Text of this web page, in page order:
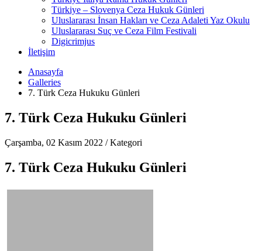
Türkiye – Slovenya Ceza Hukuk Günleri
Uluslararası İnsan Hakları ve Ceza Adaleti Yaz Okulu
Uluslararası Suç ve Ceza Film Festivali
Digicrimjus
İletişim
Anasayfa
Galleries
7. Türk Ceza Hukuku Günleri
7. Türk Ceza Hukuku Günleri
Çarşamba, 02 Kasım 2022 /Kategori
7. Türk Ceza Hukuku Günleri